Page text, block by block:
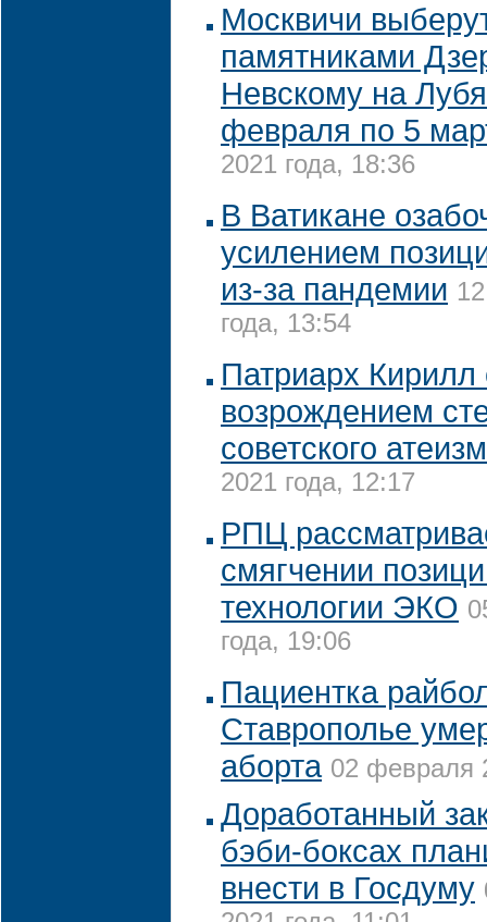
Москвичи
памятниками
Невскому на
февраля по 5
2021 года, 18:36
В Ватикане
усилением
из-за пандемии
года, 13:54
Патриарх Кирилл
возрождением
советского
2021 года, 12:17
РПЦ
смягчении
технологии ЭКО
года, 19:06
Пациентка
Ставрополье
аборта 02 февраля
Доработанный
бэби-боксах
внести в Госдуму